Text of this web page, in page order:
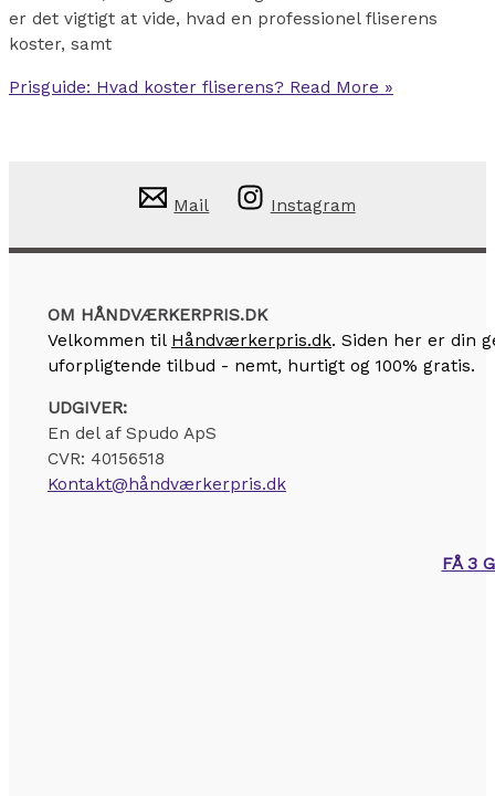
er det vigtigt at vide, hvad en professionel fliserens
koster, samt
Prisguide: Hvad koster fliserens? Read More »
Mail Instagram
OM HÅNDVÆRKERPRIS.DK
Velkommen til Håndværkerpris.dk. Siden her er din
uforpligtende tilbud - nemt, hurtigt og 100% gratis.
UDGIVER:
En del af Spudo ApS
CVR: 40156518
Kontakt@håndværkerpris.dk
FÅ 3